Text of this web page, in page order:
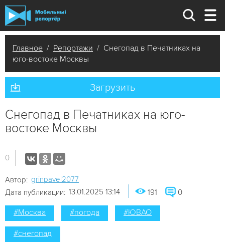
Главное / Репортажи / Снегопад в Печатниках на
юго-востоке Москвы
Загрузить
Снегопад в Печатниках на юго-
востоке Москвы
0
Автор: grinpavel2077
Дата публикации: 13.01.2025 13:14 191 0
#Москва #погода #ЮВАО
#снегопад